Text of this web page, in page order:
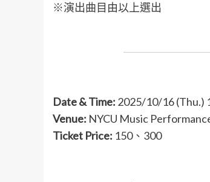
※演出曲目由以上選出
Date & Time: 2025/10/16 (Thu.)
Venue: NYCU Music
Ticket Price: 150、300